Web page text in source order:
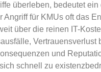
überleben, bedeutet ein
Angriff für KMUs oft das
über die reinen IT-
Vertrauensverlust
und
schnell zu